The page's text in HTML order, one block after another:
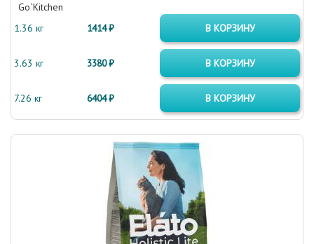
Go`Kitchen
1.36 кг
1414 ₽ В КОРЗИНУ
3.63 кг 3380 ₽ В КОРЗИНУ
7.26 кг 6404 ₽ В КОРЗИНУ